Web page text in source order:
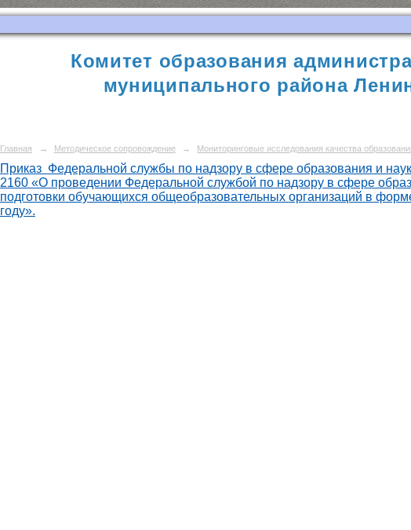
Комитет образования
муниципального района
Главная → Методическое сопровождение → Мониторинговые исследования качества
Приказ Федеральной службы по надзору в сфере образования и
2160 «О проведении Федеральной службой по надзору в сфере
подготовки обучающихся общеобразовательных организаций в
году».